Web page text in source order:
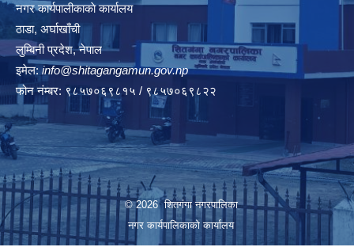
नगर कार्यपालीकाकाे कार्यालय
ठाडा, अर्घाखाँची
लुम्बिनी प्रदेश, नेपाल
इमेल: info@shitagangamun.gov.np
फोन नंम्बर: ९८५७०६९८१५ / ९८५७०६९८२२
© 2026 शितगंगा नगरपालिका
नगर कार्यपालिकाकाे कार्यालय